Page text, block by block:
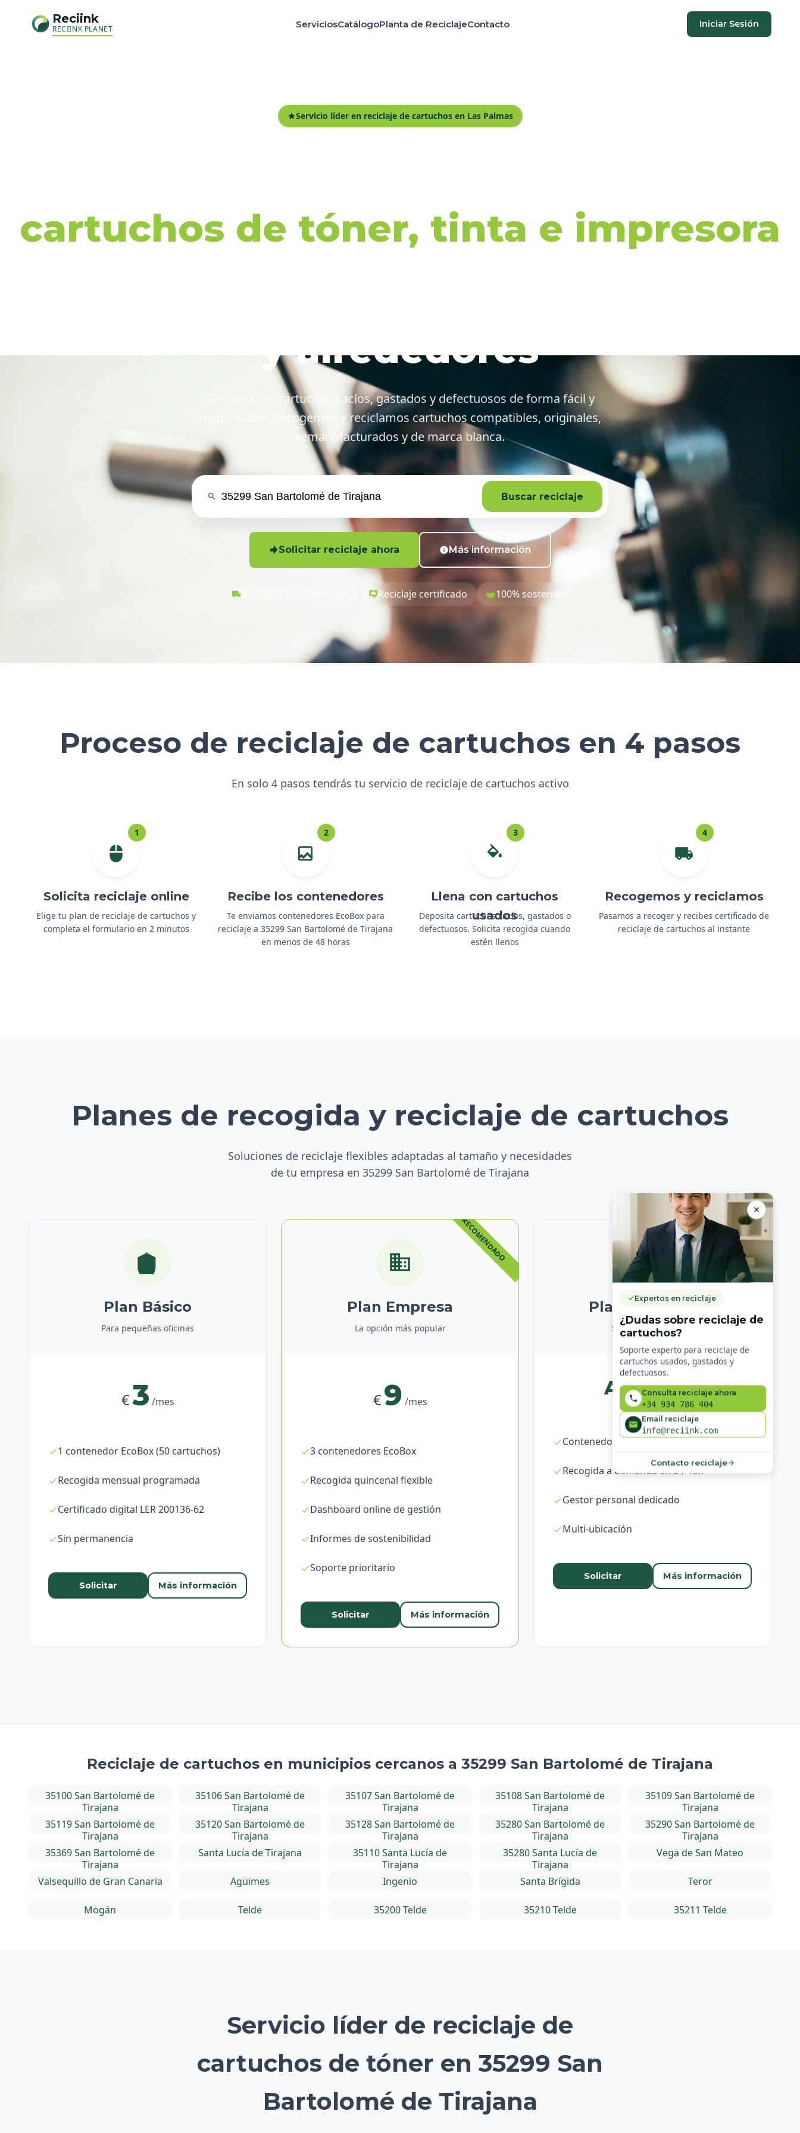
Reciink
RECIINK PLANET ServiciosCatálogoPlanta de ReciclajeContacto Iniciar Sesión
Servicio líder en reciclaje de cartuchos en Las Palmas
cartuchos de tóner, tinta e impresora
y alrededores
Gestiona tus cartuchos vacíos, gastados y defectuosos de forma fácil y
responsable. Recogemos y reciclamos cartuchos compatibles, originales,
remanufacturados y de marca blanca.
Buscar reciclaje
Solicitar reciclaje ahora Más información
Reciclaje certificado 100% sostenible
Proceso de reciclaje de cartuchos en 4 pasos
En solo 4 pasos tendrás tu servicio de reciclaje de cartuchos activo
1
Solicita reciclaje online
Elige tu plan de reciclaje de cartuchos y
completa el formulario en 2 minutos
2
Recibe los contenedores
Te enviamos contenedores EcoBox para
reciclaje a 35299 San Bartolomé de Tirajana
en menos de 48 horas
3
Llena con cartuchos
usados
Deposita cartuchos vacíos, gastados o
defectuosos. Solicita recogida cuando
estén llenos
4
Recogemos y reciclamos
Pasamos a recoger y recibes certificado de
reciclaje de cartuchos al instante
Planes de recogida y reciclaje de cartuchos
Soluciones de reciclaje flexibles adaptadas al tamaño y necesidades
de tu empresa en 35299 San Bartolomé de Tirajana
Plan Básico
Para pequeñas oficinas
€3 /mes
1 contenedor EcoBox (50 cartuchos)
Recogida mensual programada
Certificado digital LER 200136-62
Sin permanencia
Solicitar Más información
Plan Empresa
La opción más popular
€9 /mes
3 contenedores EcoBox
Recogida quincenal flexible
Dashboard online de gestión
Informes de sostenibilidad
Soporte prioritario
Solicitar Más información
Plan Corporativo
Soluciones a medida
A medida
Contenedores ilimitados
Recogida a demanda en 24-48h
Gestor personal dedicado
Multi-ubicación
Solicitar Más información
Reciclaje de cartuchos en municipios cercanos a 35299 San Bartolomé de Tirajana
35100 San Bartolomé de
Tirajana
35106 San Bartolomé de
Tirajana
35107 San Bartolomé de
Tirajana
35108 San Bartolomé de
Tirajana
35109 San Bartolomé de
Tirajana
35119 San Bartolomé de
Tirajana
35120 San Bartolomé de
Tirajana
35128 San Bartolomé de
Tirajana
35280 San Bartolomé de
Tirajana
35290 San Bartolomé de
Tirajana
35369 San Bartolomé de
Tirajana
Santa Lucía de Tirajana
35110 Santa Lucía de
Tirajana
35280 Santa Lucía de
Tirajana
Vega de San Mateo
Valsequillo de Gran Canaria Agüimes Ingenio Santa Brígida Teror
Mogán Telde 35200 Telde 35210 Telde 35211 Telde
Servicio líder de reciclaje de
cartuchos de tóner en 35299 San
Bartolomé de Tirajana
Expertos en reciclaje
¿Dudas sobre reciclaje de
cartuchos?
Soporte experto para reciclaje de
cartuchos usados, gastados y
defectuosos.
Consulta reciclaje ahora
+34 934 786 404
Email reciclaje
info@reciink.com
Contacto reciclaje